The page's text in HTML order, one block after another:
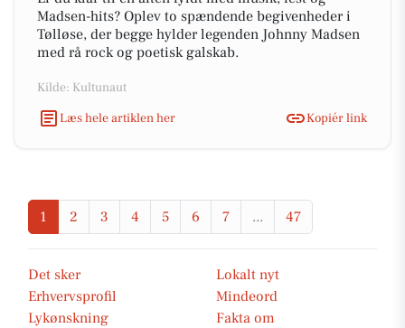
Madsen-hits? Oplev to spændende begivenheder i
Tølløse, der begge hylder legenden Johnny Madsen
med rå rock og poetisk galskab.
Kilde: Kultunaut
Læs hele artiklen her
Kopiér link
1 2 3 4 5 6 7 ... 47
Det sker
Lokalt nyt
Erhvervsprofil
Mindeord
Lykønskning
Fakta om